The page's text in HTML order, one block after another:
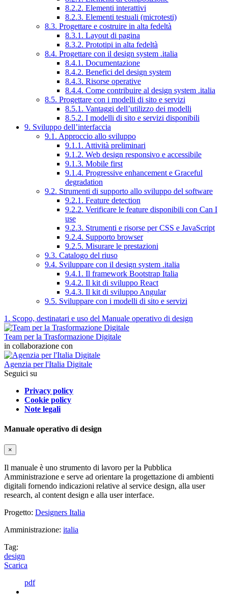
8.2.2. Elementi interattivi
8.2.3. Elementi testuali (microtesti)
8.3. Progettare e costruire in alta fedeltà
8.3.1. Layout di pagina
8.3.2. Prototipi in alta fedeltà
8.4. Progettare con il design system .italia
8.4.1. Documentazione
8.4.2. Benefici del design system
8.4.3. Risorse operative
8.4.4. Come contribuire al design system .italia
8.5. Progettare con i modelli di sito e servizi
8.5.1. Vantaggi dell’utilizzo dei modelli
8.5.2. I modelli di sito e servizi disponibili
9. Sviluppo dell’interfaccia
9.1. Approccio allo sviluppo
9.1.1. Attività preliminari
9.1.2. Web design responsivo e accessibile
9.1.3. Mobile first
9.1.4. Progressive enhancement e Graceful
degradation
9.2. Strumenti di supporto allo sviluppo del software
9.2.1. Feature detection
9.2.2. Verificare le feature disponibili con Can I
use
9.2.3. Strumenti e risorse per CSS e JavaScript
9.2.4. Supporto browser
9.2.5. Misurare le prestazioni
9.3. Catalogo del riuso
9.4. Sviluppare con il design system .italia
9.4.1. Il framework Bootstrap Italia
9.4.2. Il kit di sviluppo React
9.4.3. Il kit di sviluppo Angular
9.5. Sviluppare con i modelli di sito e servizi
1. Scopo, destinatari e uso del Manuale operativo di design
Team per la Trasformazione Digitale
in collaborazione con
Agenzia per l'Italia Digitale
Seguici su
Privacy policy
Cookie policy
Note legali
Manuale operativo di design
×
Il manuale è uno strumento di lavoro per la Pubblica
Amministrazione e serve ad orientare la progettazione di ambienti
digitali fornendo indicazioni relative al service design, alla user
research, al content design e alla user interface.
Progetto: Designers Italia
Amministrazione: italia
Tag:
design
Scarica
pdf